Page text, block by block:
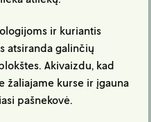
ir kuriantis
atsiranda galinčių
Akivaizdu, kad
žaliajame kurse ir įgauna
pašnekovė.